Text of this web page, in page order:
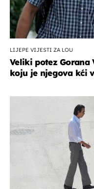
LIJEPE VIJESTI ZA LOU
Veliki potez Gorana
koju je njegova kći